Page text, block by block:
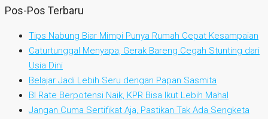
Pos-Pos Terbaru
Tips Nabung Biar Mimpi Punya Rumah Cepat Kesampaian
Caturtunggal Menyapa, Gerak Bareng Cegah Stunting dari
Usia Dini
Belajar Jadi Lebih Seru dengan Papan Sasmita
BI Rate Berpotensi Naik, KPR Bisa Ikut Lebih Mahal
Jangan Cuma Sertifikat Aja, Pastikan Tak Ada Sengketa